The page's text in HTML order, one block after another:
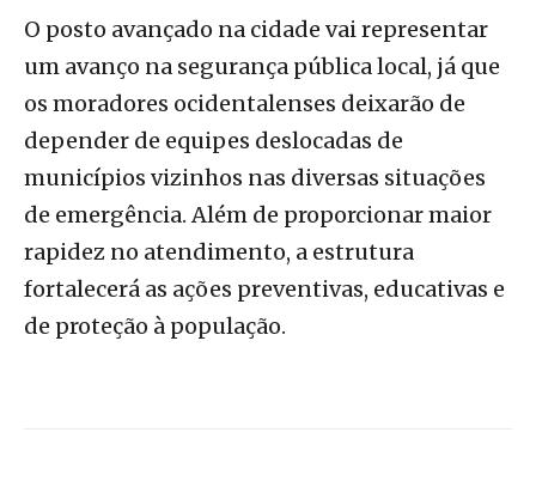
O posto avançado na cidade vai representar
um avanço na segurança pública local, já que
os moradores ocidentalenses deixarão de
depender de equipes deslocadas de
municípios vizinhos nas diversas situações
de emergência. Além de proporcionar maior
rapidez no atendimento, a estrutura
fortalecerá as ações preventivas, educativas e
de proteção à população.